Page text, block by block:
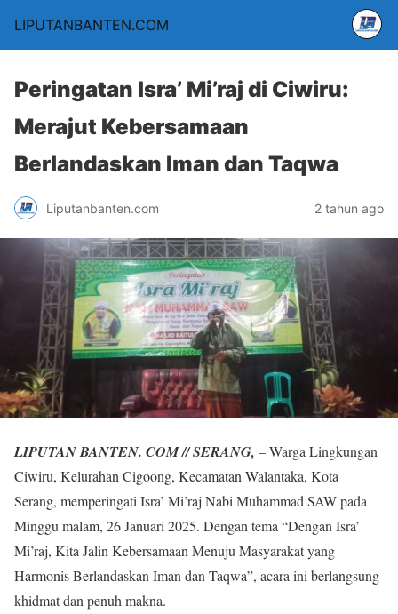
LIPUTANBANTEN.COM
Peringatan Isra’ Mi’raj di Ciwiru:
Merajut Kebersamaan
Berlandaskan Iman dan Taqwa
Liputanbanten.com 2 tahun ago
LIPUTAN BANTEN. COM // SERANG, – Warga Lingkungan
Ciwiru, Kelurahan Cigoong, Kecamatan Walantaka, Kota
Serang, memperingati Isra’ Mi’raj Nabi Muhammad SAW pada
Minggu malam, 26 Januari 2025. Dengan tema “Dengan Isra’
Mi’raj, Kita Jalin Kebersamaan Menuju Masyarakat yang
Harmonis Berlandaskan Iman dan Taqwa”, acara ini berlangsung
khidmat dan penuh makna.